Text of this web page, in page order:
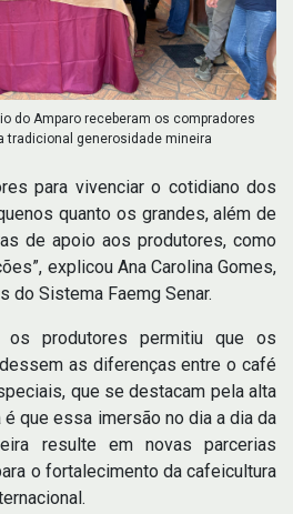
do Amparo receberam os compradores
tradicional generosidade mineira
para vivenciar o cotidiano dos
quanto os grandes, além de
de apoio aos produtores, como
explicou Ana Carolina Gomes,
do Sistema Faemg Senar.
produtores permitiu que os
as diferenças entre o café
que se destacam pela alta
que essa imersão no dia a dia da
resulte em novas parcerias
o fortalecimento da cafeicultura